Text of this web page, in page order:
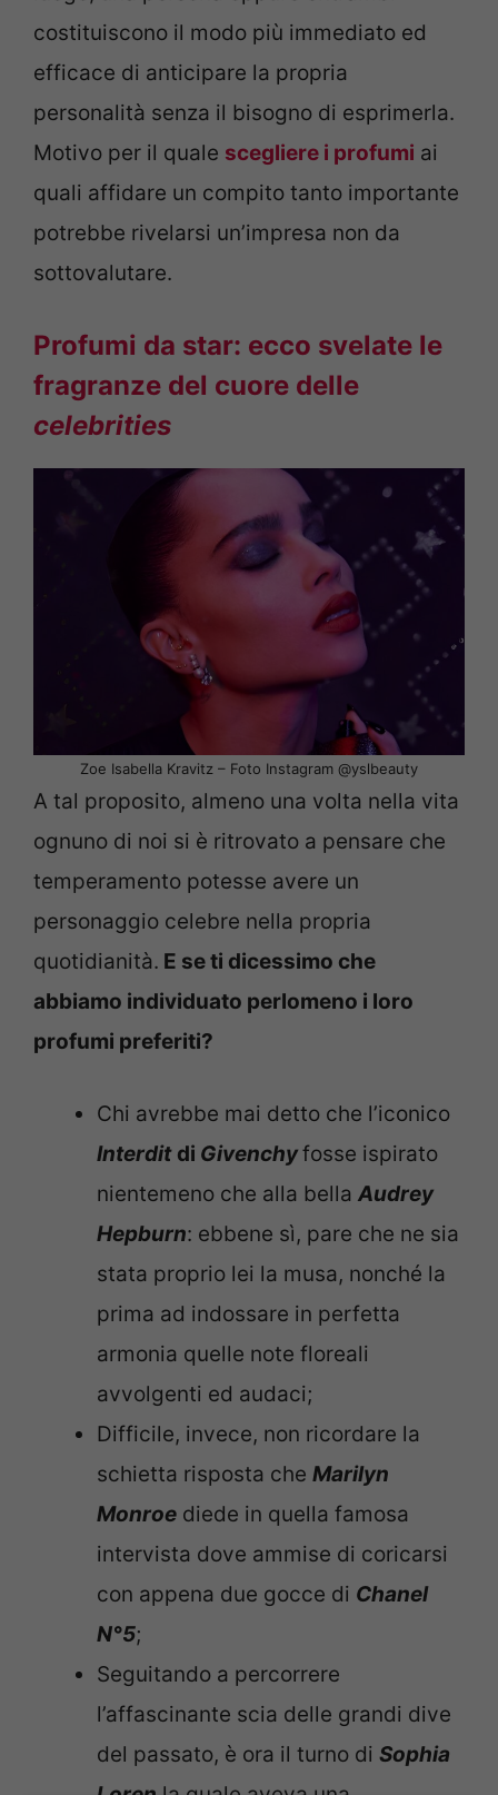
costituiscono il modo più immediato ed
efficace di anticipare la propria
personalità senza il bisogno di esprimerla.
Motivo per il quale scegliere i profumi ai
quali affidare un compito tanto importante
potrebbe rivelarsi un’impresa non da
sottovalutare.
Profumi da star: ecco svelate le
fragranze del cuore delle
celebrities
Zoe Isabella Kravitz – Foto Instagram @yslbeauty
A tal proposito, almeno una volta nella vita
ognuno di noi si è ritrovato a pensare che
temperamento potesse avere un
personaggio celebre nella propria
quotidianità. E se ti dicessimo che
abbiamo individuato perlomeno i loro
profumi preferiti?
Chi avrebbe mai detto che l’iconico
Interdit di Givenchyfosse ispirato
nientemeno che alla bella Audrey
Hepburn: ebbene sì, pare che ne sia
stata proprio lei la musa, nonché la
prima ad indossare in perfetta
armonia quelle note floreali
avvolgenti ed audaci;
Difficile, invece, non ricordare la
schietta risposta che Marilyn
Monroe diede in quella famosa
intervista dove ammise di coricarsi
con appena due gocce di Chanel
N°5;
Seguitando a percorrere
l’affascinante scia delle grandi dive
del passato, è ora il turno di Sophia